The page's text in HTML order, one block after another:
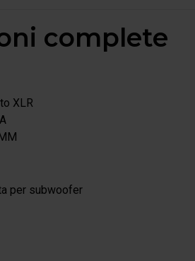
complete
XLR
per subwoofer